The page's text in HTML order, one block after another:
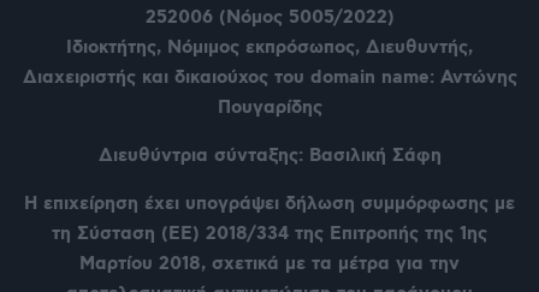
252006 (Νόμος 5005/2022)
Ιδιοκτήτης, Νόμιμος εκπρόσωπος, Διευθυντής,
Διαχειριστής και δικαιούχος του domain name: Αντώνης
Πουγαρίδης
Διευθύντρια σύνταξης: Βασιλική Σάφη
Η επιχείρηση έχει υπογράψει δήλωση συμμόρφωσης με
τη Σύσταση (ΕΕ) 2018/334 της Επιτροπής της 1ης
Μαρτίου 2018, σχετικά με τα μέτρα για την